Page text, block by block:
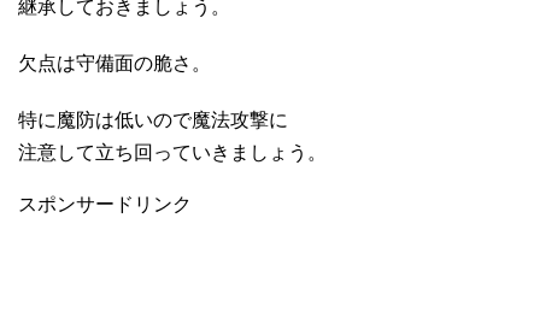
継承しておきましょう。
欠点は守備面の脆さ。
特に魔防は低いので魔法攻撃に
注意して立ち回っていきましょう。
スポンサードリンク